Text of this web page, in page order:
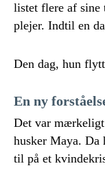
listet flere af sine
plejer. Indtil en
Den dag, hun
En ny
Det var
husker Maya. Da
til på et